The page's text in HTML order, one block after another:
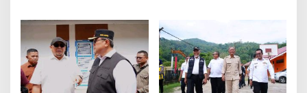
Akbar di Masjid Ihsan
Sungai Patai
Sungai Patai